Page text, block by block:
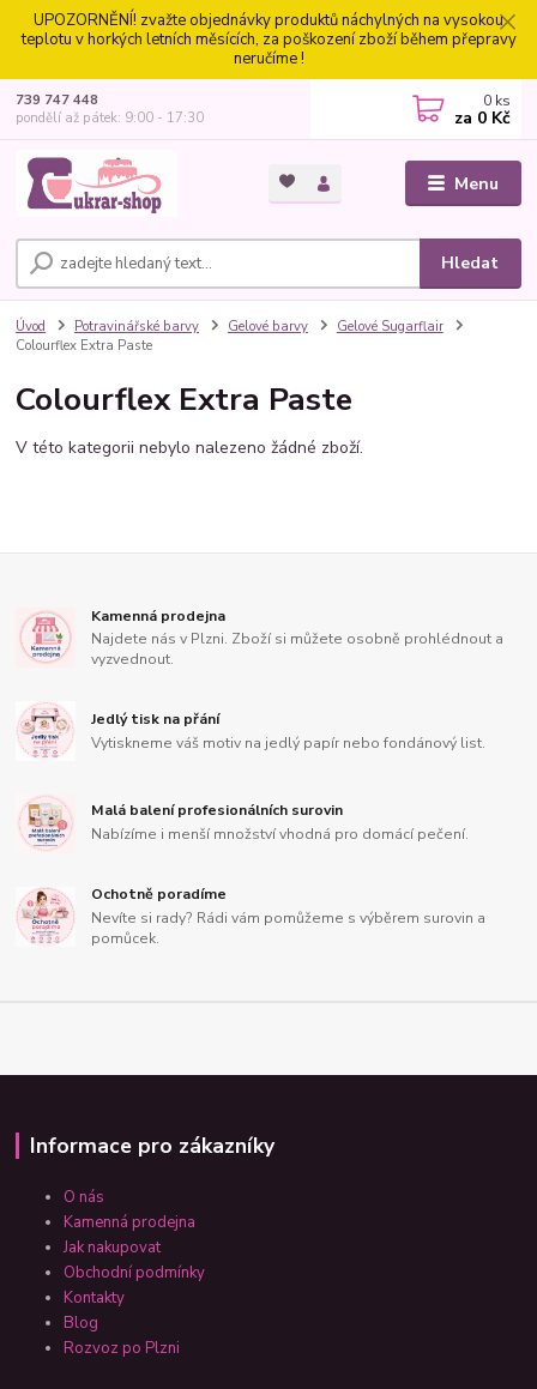
UPOZORNĚNÍ! zvažte objednávky produktů náchylných na vysokou
teplotu v horkých letních měsících, za poškození zboží během přepravy
neručíme !
Menu
Hledat
739 747 448
pondělí až pátek: 9:00 - 17:30
0 ks
za 0 Kč
Úvod Potravinářské barvy Gelové barvy
Gelové Sugarflair
Colourflex Extra Paste
Colourflex Extra Paste
V této kategorii nebylo nalezeno žádné zboží.
Kamenná prodejna
Najdete nás v Plzni. Zboží si můžete osobně prohlédnout a
vyzvednout.
Jedlý tisk na přání
Vytiskneme váš motiv na jedlý papír nebo fondánový list.
Malá balení profesionálních surovin
Nabízíme i menší množství vhodná pro domácí pečení.
Ochotně poradíme
Nevíte si rady? Rádi vám pomůžeme s výběrem surovin a
pomůcek.
Informace pro zákazníky
O nás
Kamenná prodejna
Jak nakupovat
Obchodní podmínky
Kontakty
Blog
Rozvoz po Plzni